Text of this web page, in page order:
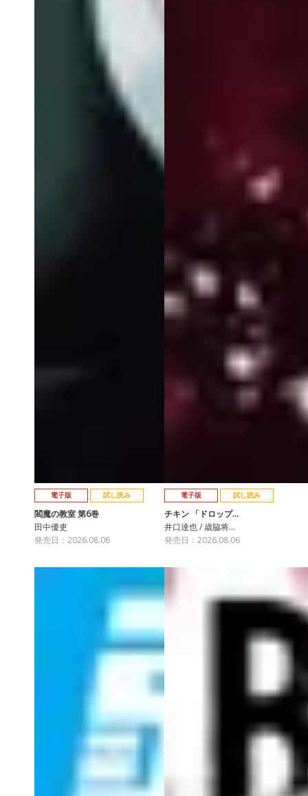
電子版 試し読み
閻魔の教室 第6巻
田中優吏
発売日：2026.08.06
電子版 試し読み
チキン 「ドロップ…
井口達也 / 歳脇将…
発売日：2026.08.06